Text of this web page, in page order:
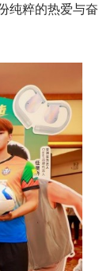
纯粹的热爱与奋